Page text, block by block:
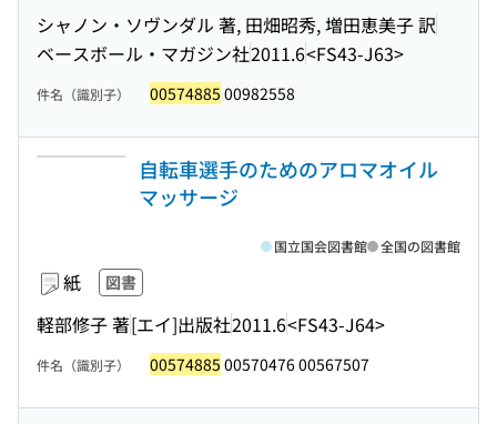
シャノン・ソヴンダル 著, 田畑昭秀, 増田恵美子 訳
ベースボール・マガジン社2011.6<FS43-J63>
件名（識別子） 00574885 00982558
自転車選手のためのアロマオイル
マッサージ
紙 図書
軽部修子 著[エイ]出版社2011.6<FS43-J64>
国立国会図書館 全国の図書館
件名（識別子） 00574885 00570476 00567507